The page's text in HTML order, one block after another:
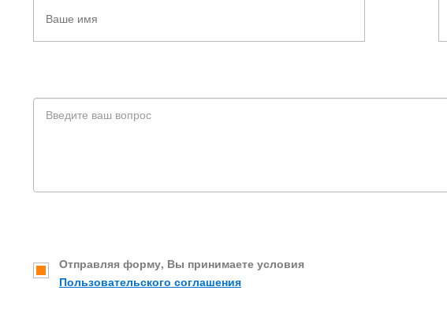
Отправляя форму, Вы принимаете условия
Пользовательского соглашения